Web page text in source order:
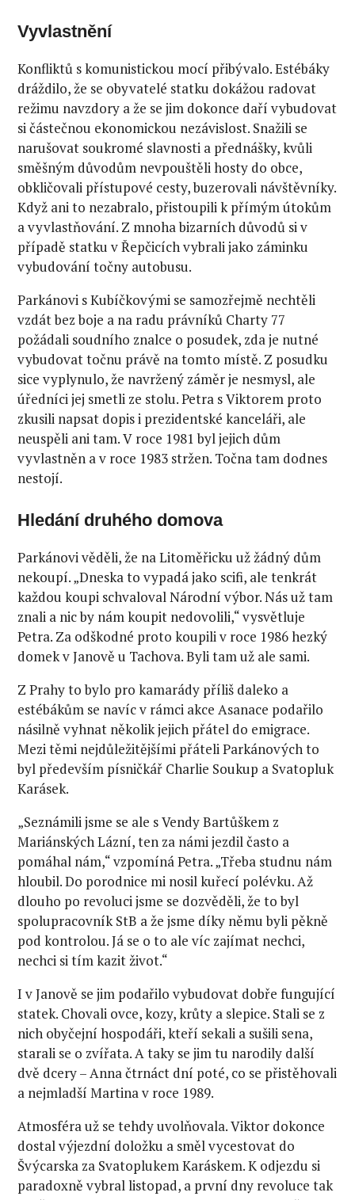
Vyvlastnění
Konfliktů s komunistickou mocí přibývalo. Estébáky
dráždilo, že se obyvatelé statku dokážou radovat
režimu navzdory a že se jim dokonce daří vybudovat
si částečnou ekonomickou nezávislost. Snažili se
narušovat soukromé slavnosti a přednášky, kvůli
směšným důvodům nevpouštěli hosty do obce,
obkličovali přístupové cesty, buzerovali návštěvníky.
Když ani to nezabralo, přistoupili k přímým útokům
a vyvlastňování. Z mnoha bizarních důvodů si v
případě statku v Řepčicích vybrali jako záminku
vybudování točny autobusu.
Parkánovi s Kubíčkovými se samozřejmě nechtěli
vzdát bez boje a na radu právníků Charty 77
požádali soudního znalce o posudek, zda je nutné
vybudovat točnu právě na tomto místě. Z posudku
sice vyplynulo, že navržený záměr je nesmysl, ale
úředníci jej smetli ze stolu. Petra s Viktorem proto
zkusili napsat dopis i prezidentské kanceláři, ale
neuspěli ani tam. V roce 1981 byl jejich dům
vyvlastněn a v roce 1983 stržen. Točna tam dodnes
nestojí.
Hledání druhého domova
Parkánovi věděli, že na Litoměřicku už žádný dům
nekoupí. „Dneska to vypadá jako scifi, ale tenkrát
každou koupi schvaloval Národní výbor. Nás už tam
znali a nic by nám koupit nedovolili,“ vysvětluje
Petra. Za odškodné proto koupili v roce 1986 hezký
domek v Janově u Tachova. Byli tam už ale sami.
Z Prahy to bylo pro kamarády příliš daleko a
estébákům se navíc v rámci akce Asanace podařilo
násilně vyhnat několik jejich přátel do emigrace.
Mezi těmi nejdůležitějšími přáteli Parkánových to
byl především písničkář Charlie Soukup a Svatopluk
Karásek.
„Seznámili jsme se ale s Vendy Bartůškem z
Mariánských Lázní, ten za námi jezdil často a
pomáhal nám,“ vzpomíná Petra. „Třeba studnu nám
hloubil. Do porodnice mi nosil kuřecí polévku. Až
dlouho po revoluci jsme se dozvěděli, že to byl
spolupracovník StB a že jsme díky němu byli pěkně
pod kontrolou. Já se o to ale víc zajímat nechci,
nechci si tím kazit život.“
I v Janově se jim podařilo vybudovat dobře fungující
statek. Chovali ovce, kozy, krůty a slepice. Stali se z
nich obyčejní hospodáři, kteří sekali a sušili sena,
starali se o zvířata. A taky se jim tu narodily další
dvě dcery – Anna čtrnáct dní poté, co se přistěhovali
a nejmladší Martina v roce 1989.
Atmosféra už se tehdy uvolňovala. Viktor dokonce
dostal výjezdní doložku a směl vycestovat do
Švýcarska za Svatoplukem Karáskem. K odjezdu si
paradoxně vybral listopad, a první dny revoluce tak